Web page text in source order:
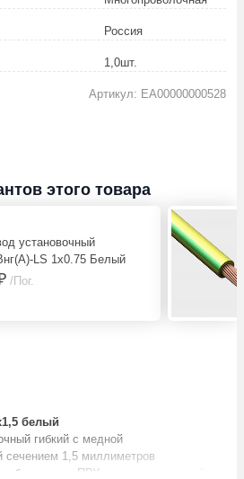
Россия
1,0шт.
Артикул: EA00000000528
этого товара
установочный
LS 1х0.75 Белый
/Пог.
белый
гибкий с медной
сечением 1,5 миллиметров
оболочке из ПВХ пластиката разной